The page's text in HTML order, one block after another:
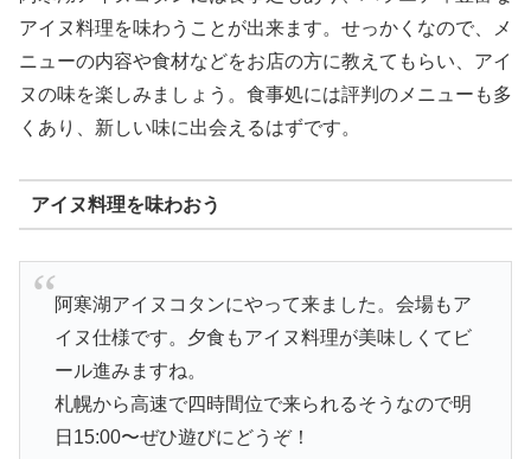
アイヌ料理を味わうことが出来ます。せっかくなので、メ
ニューの内容や食材などをお店の方に教えてもらい、アイ
ヌの味を楽しみましょう。食事処には評判のメニューも多
くあり、新しい味に出会えるはずです。
アイヌ料理を味わおう
阿寒湖アイヌコタンにやって来ました。会場もア
イヌ仕様です。夕食もアイヌ料理が美味しくてビ
ール進みますね。
札幌から高速で四時間位で来られるそうなので明
日15:00〜ぜひ遊びにどうぞ！